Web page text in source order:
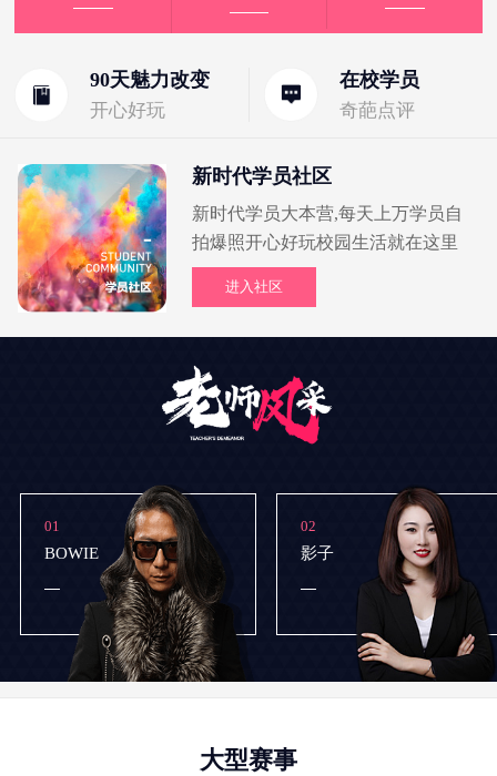
90天魅力改变
开心好玩
在校学员
奇葩点评
新时代学员社区
新时代学员大本营,每天上万学员自
拍爆照开心好玩校园生活就在这里
进入社区
01
BOWIE
02
影子
大型赛事